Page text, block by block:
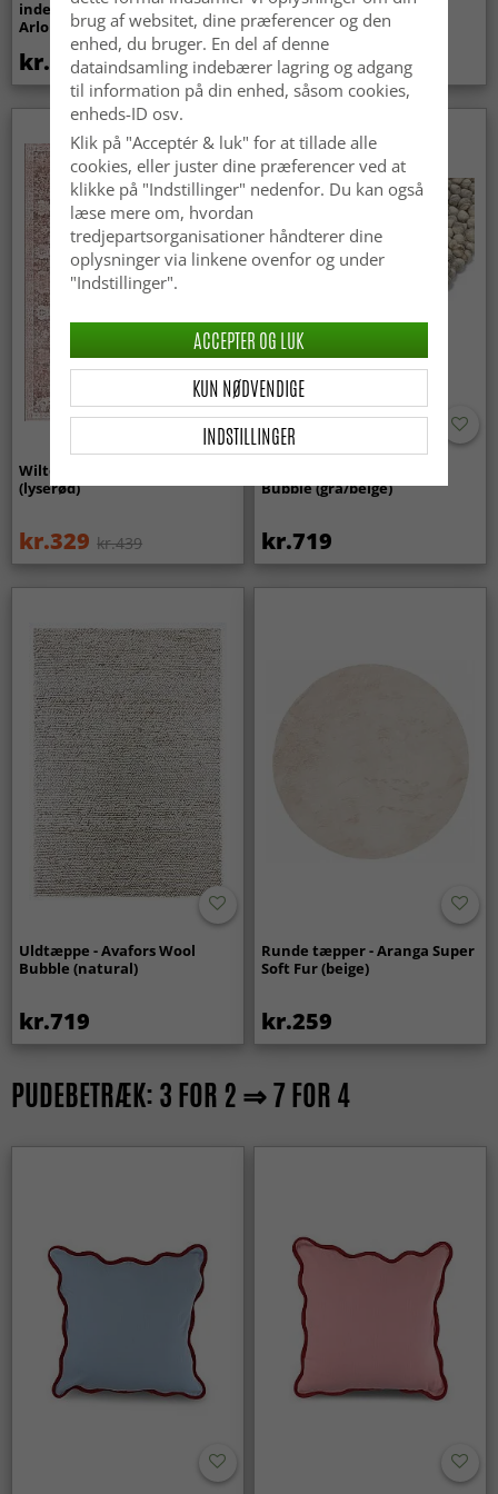
indendørs/udendørs brug -
Arlo (beige)
kr.439
Super Soft Fur (beige)
kr.369
Wilton-tæppe - Gombalia
(lyserød)
kr.329 kr.439
Nyhed
Bubble (grå/beige)
kr.719
Uldtæppe - Avafors Wool
Bubble (natural)
kr.719
Runde tæpper - Aranga Super
Soft Fur (beige)
kr.259
PUDEBETRÆK: 3 FOR 2 ⇒ 7 FOR 4
brug af websitet, dine præferencer og den
enhed, du bruger. En del af denne
dataindsamling indebærer lagring og adgang
til information på din enhed, såsom cookies,
enheds-ID osv.
Klik på "Acceptér & luk" for at tillade alle
cookies, eller juster dine præferencer ved at
klikke på "Indstillinger" nedenfor. Du kan også
læse mere om, hvordan
tredjepartsorganisationer håndterer dine
oplysninger via linkene ovenfor og under
"Indstillinger".
INDSTILLINGER
KUN NØDVENDIGE
ACCEPTER OG LUK